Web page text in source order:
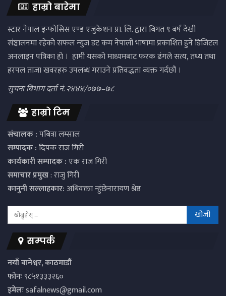
हाम्रो बारेमा
स्टार नेपाल इन्फोसिस एण्ड एजुकेशन प्रा. लि. द्वारा बिगत ९ बर्ष देखी
संञ्चालनमा रहेको सफल न्युज डट कम नेपाली भाषामा प्रकाशित हुने डिजिटल
अनलाइन पत्रिका हो । हामी यसको माध्यमबाट फरक ढंगले सत्य, तथ्य तथा
हरपल ताजा खवरहरु उपलब्ध गराउने प्रतिवद्धता व्यक्त गर्दछौं ।
सुचना बिभाग दर्ता नं. २४४४/०७७–७८
हाम्रो टिम
संचालक :पबित्रा लम्साल
सम्पादक :दिपक राज गिरी
कार्यकारी सम्पादक :एक राज गिरी
समाचार प्रमुख: राजु गिरी
कानुनी सल्लाहकार:अधिवक्ता न्हुंछेनारायण श्रेष्ठ
सम्पर्क
नयाँ बानेश्वर, काठमाडौं
फोनः९८५१३३३२६०
इमेलःsafalnews@gmail.com